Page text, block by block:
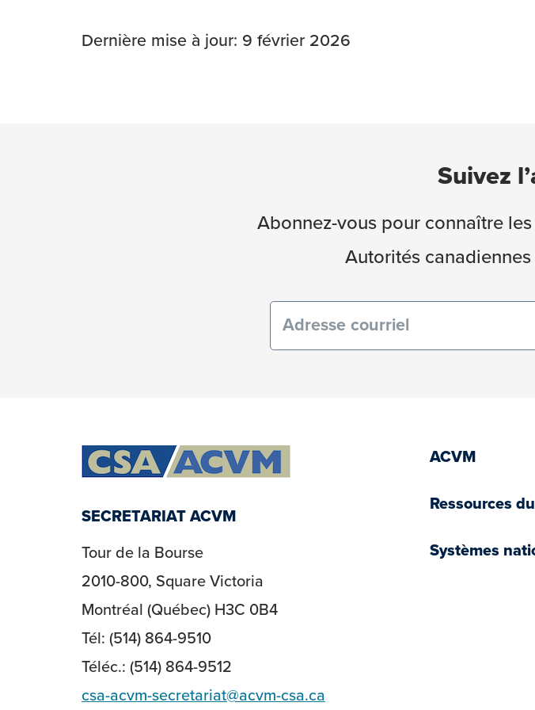
Dernière mise à jour: 9 février 2026
Suivez
Abonnez-vous pour connaître
Autorités
Courriel
(obligatoire)
SECRETARIAT ACVM
Tour de la Bourse
2010-800, Square Victoria
Montréal (Québec) H3C 0B4
Tél: (514) 864-9510
Téléc.: (514) 864-9512
csa-acvm-secretariat@acvm-csa.ca
ACVM
Ressources
Systèmes